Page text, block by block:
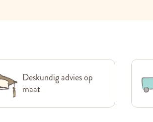
Deskundig advies op
maat